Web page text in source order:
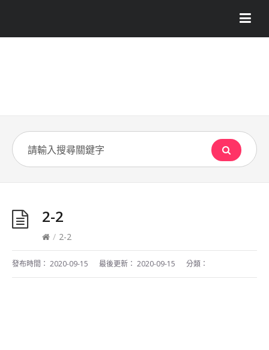
2-2
/ 2-2
發布時間： 2020-09-15 最後更新： 2020-09-15 分類：